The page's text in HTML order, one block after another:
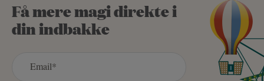
Få mere magi direkte i
din indbakke